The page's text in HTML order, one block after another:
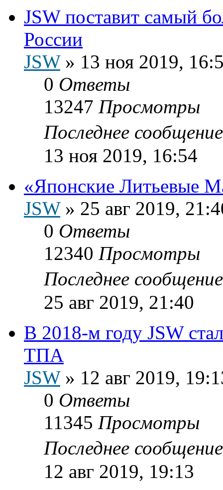
JSW поставит самый
России
JSW» 13 ноя 2019,
0 Ответы
13247 Просмотры
Последнее
13 ноя 2019, 16:54
«Японские Литьевые
JSW» 25 авг 2019,
0 Ответы
12340 Просмотры
Последнее
25 авг 2019, 21:40
В 2018-м году JSW
ТПА
JSW» 12 авг 2019,
0 Ответы
11345 Просмотры
Последнее
12 авг 2019, 19:13